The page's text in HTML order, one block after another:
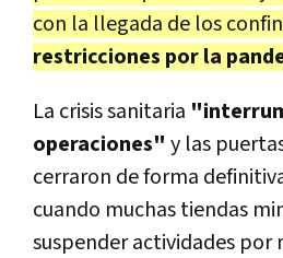
con la llegada de los
restricciones por la
La crisis sanitaria
operaciones" y las
cerraron de forma
cuando muchas tiendas
suspender actividades por